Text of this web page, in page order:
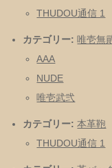
THUDOU通信 1
カテゴリー: 唯壱無
AAA
NUDE
唯壱武弐
カテゴリー: 本革鞄
THUDOU通信 1